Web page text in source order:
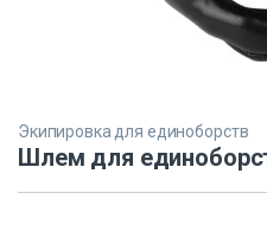
Экипировка для единоборств
Шлем для